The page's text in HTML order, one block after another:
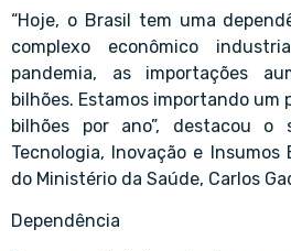
“Hoje, o Brasil tem uma
complexo econômico
pandemia, as importações
bilhões. Estamos importando um
bilhões por ano”, destacou o
Tecnologia, Inovação e
do Ministério da Saúde, Carlos
Dependência